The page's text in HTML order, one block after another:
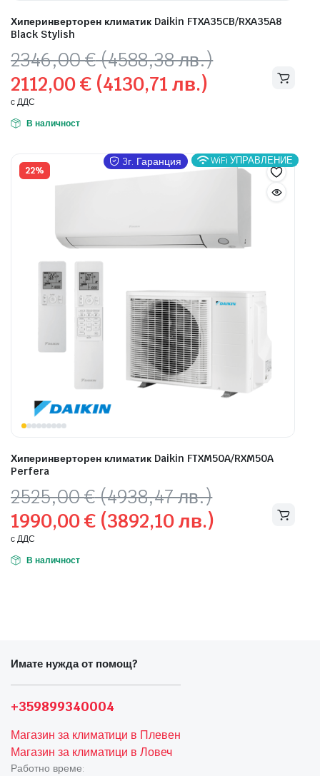
Хиперинверторен климатик Daikin FTXA35CB/RXA35A8
Black Stylish
2346,00€(4588,38 лв.)
Original
price
was:
2346,00 €
(4588,38
2112,00€(4130,71 лв.)
Текущата
цена
е:
2112,00 €
(4130,71
с ДДС
В наличност
22%
Хиперинверторен климатик Daikin FTXM50A/RXM50A
Perfera
2525,00€(4938,47 лв.)
Original
price
was:
2525,00 €
(4938,47
1990,00€(3892,10 лв.)
Текущата
цена
е:
1990,00 €
(3892,10
с ДДС
В наличност
3г. Гаранция WiFi УПРАВЛЕНИЕ
Имате нужда от помощ?
+359899340004
Магазин за климатици в Плевен
Магазин за климатици в Ловеч
Работно време: